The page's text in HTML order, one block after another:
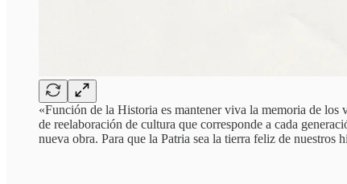
«Función de la Historia es mantener viva la memoria de los
de reelaboración de cultura que corresponde a cada
nueva obra. Para que la Patria sea la tierra feliz de nuestros